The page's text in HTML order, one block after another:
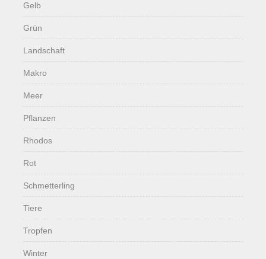
Gelb
Grün
Landschaft
Makro
Meer
Pflanzen
Rhodos
Rot
Schmetterling
Tiere
Tropfen
Winter